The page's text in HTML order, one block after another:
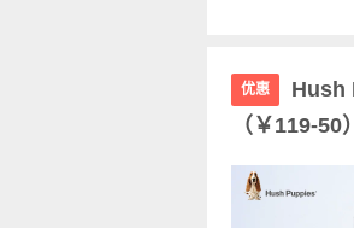
优惠
Hush
（￥119-50